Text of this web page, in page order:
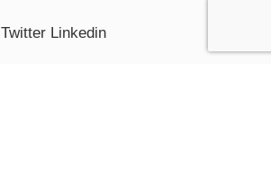
Twitter Linkedin